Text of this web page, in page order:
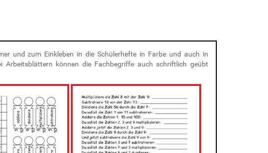
und zum Einkleben in die Schülerhefte in Farbe und auch in
können die Fachbegriffe auch schriftlich geübt